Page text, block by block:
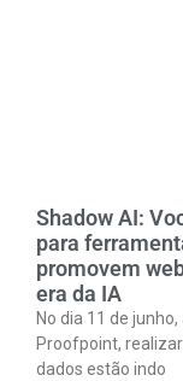
Shadow AI:
para
promovem
era da IA
No dia 11 de
Proofpoint,
dados estão indo